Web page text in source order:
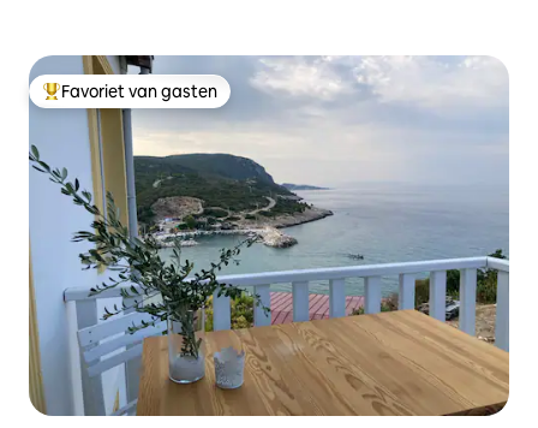
Topfavoriet van gasten
Favoriet van gasten